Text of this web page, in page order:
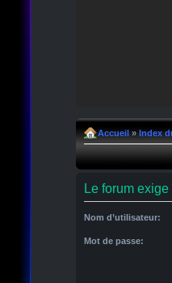
Accueil» Index
Le forum
Nom d’utilisateur:
Mot de passe: